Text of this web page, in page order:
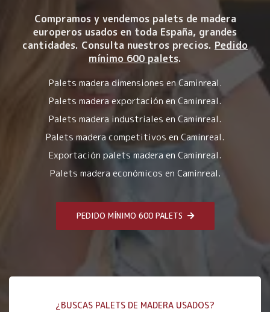
Compramos y vendemos palets de madera
europeros usados en toda España, grandes
cantidades. Consulta nuestros precios. Pedido
mínimo 600 palets.
Palets madera dimensiones en Caminreal.
Palets madera exportación en Caminreal.
Palets madera industriales en Caminreal.
Palets madera competitivos en Caminreal.
Exportación palets madera en Caminreal.
Palets madera económicos en Caminreal.
PEDIDO MÍNIMO 600 PALETS
¿BUSCAS PALETS DE MADERA USADOS?